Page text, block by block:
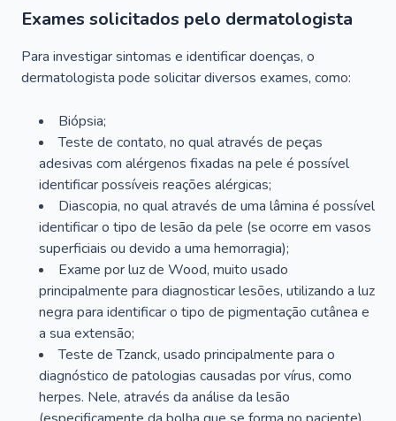
Exames solicitados pelo dermatologista
Para investigar sintomas e identificar doenças, o
dermatologista pode solicitar diversos exames, como:
Biópsia;
Teste de contato, no qual através de peças
adesivas com alérgenos fixadas na pele é possível
identificar possíveis reações alérgicas;
Diascopia, no qual através de uma lâmina é possível
identificar o tipo de lesão da pele (se ocorre em vasos
superficiais ou devido a uma hemorragia);
Exame por luz de Wood, muito usado
principalmente para diagnosticar lesões, utilizando a luz
negra para identificar o tipo de pigmentação cutânea e
a sua extensão;
Teste de Tzanck, usado principalmente para o
diagnóstico de patologias causadas por vírus, como
herpes. Nele, através da análise da lesão